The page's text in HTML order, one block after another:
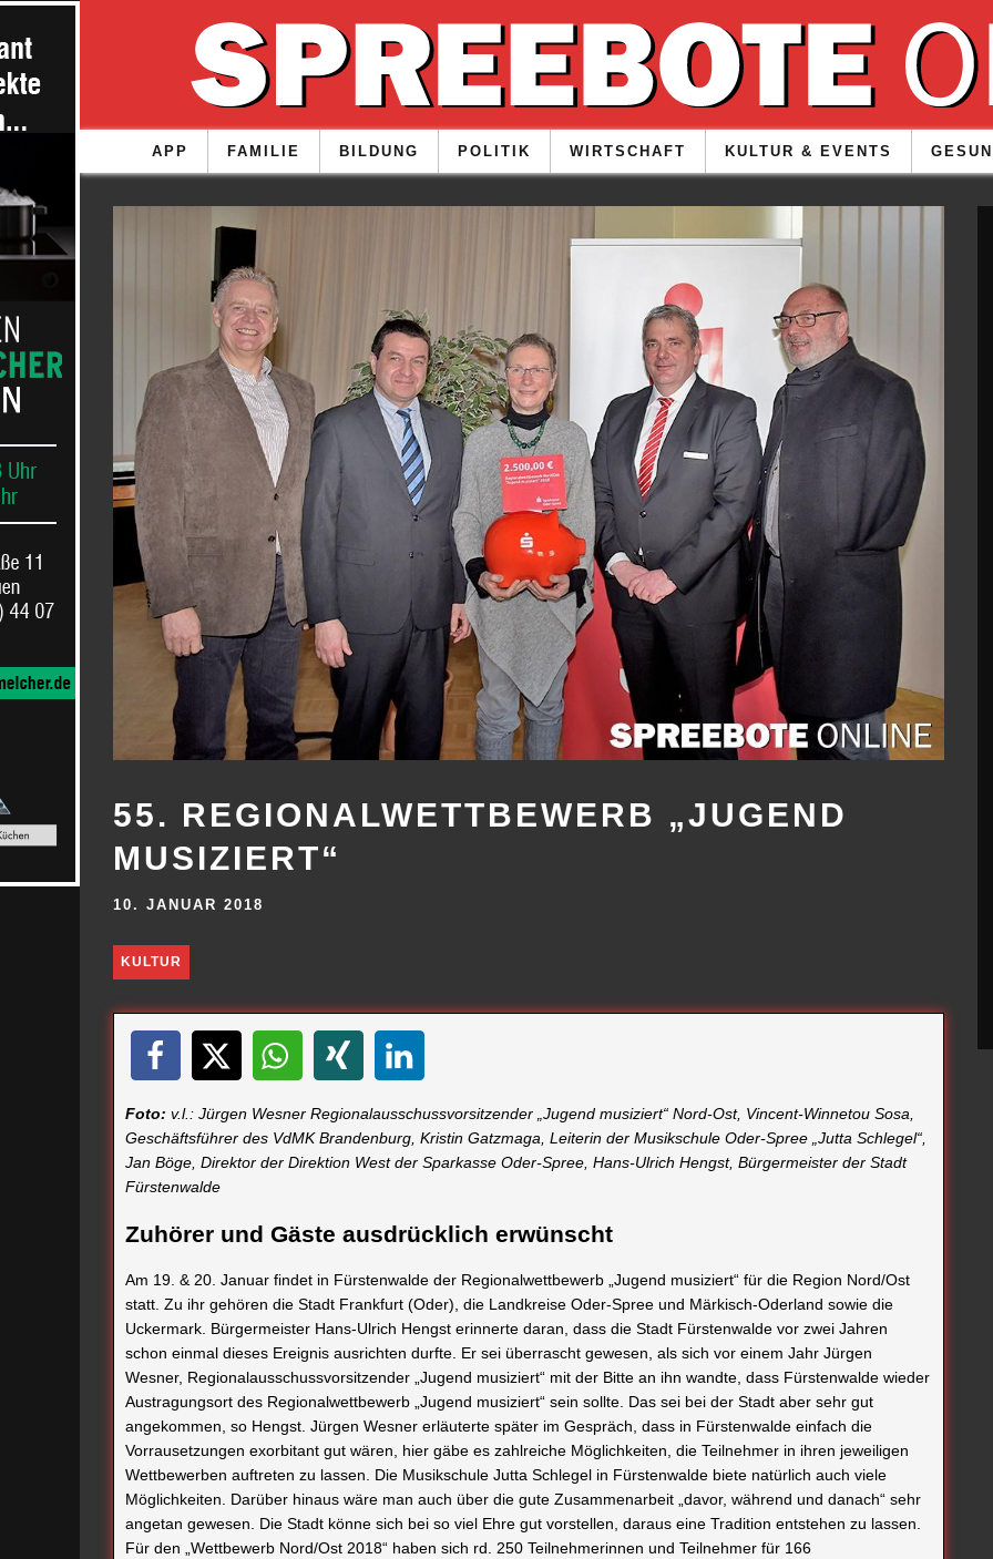
APP FAMILIE BILDUNG POLITIK WIRTSCHAFT KULTUR & EVENTS
55. REGIONALWETTBEWERB „JUGEND
MUSIZIERT“
10. JANUAR 2018
KULTUR
Foto: v.l.: Jürgen Wesner Regionalausschussvorsitzender „Jugend musiziert“ Nord-Ost, Vincent-Winnetou Sosa,
Geschäftsführer des VdMK Brandenburg, Kristin Gatzmaga, Leiterin der Musikschule Oder-Spree „Jutta Schlegel“,
Jan Böge, Direktor der Direktion West der Sparkasse Oder-Spree, Hans-Ulrich Hengst, Bürgermeister der Stadt
Fürstenwalde
Zuhörer und Gäste ausdrücklich erwünscht
Am 19. & 20. Januar findet in Fürstenwalde der Regionalwettbewerb „Jugend musiziert“ für die Region Nord/Ost
statt. Zu ihr gehören die Stadt Frankfurt (Oder), die Landkreise Oder-Spree und Märkisch-Oderland sowie die
Uckermark. Bürgermeister Hans-Ulrich Hengst erinnerte daran, dass die Stadt Fürstenwalde vor zwei Jahren
schon einmal dieses Ereignis ausrichten durfte. Er sei überrascht gewesen, als sich vor einem Jahr Jürgen
Wesner, Regionalausschussvorsitzender „Jugend musiziert“ mit der Bitte an ihn wandte, dass Fürstenwalde wieder
Austragungsort des Regionalwettbewerb „Jugend musiziert“ sein sollte. Das sei bei der Stadt aber sehr gut
angekommen, so Hengst. Jürgen Wesner erläuterte später im Gespräch, dass in Fürstenwalde einfach die
Vorrausetzungen exorbitant gut wären, hier gäbe es zahlreiche Möglichkeiten, die Teilnehmer in ihren jeweiligen
Wettbewerben auftreten zu lassen. Die Musikschule Jutta Schlegel in Fürstenwalde biete natürlich auch viele
Möglichkeiten. Darüber hinaus wäre man auch über die gute Zusammenarbeit „davor, während und danach“ sehr
angetan gewesen. Die Stadt könne sich bei so viel Ehre gut vorstellen, daraus eine Tradition entstehen zu lassen.
Für den „Wettbewerb Nord/Ost 2018“ haben sich rd. 250 Teilnehmerinnen und Teilnehmer für 166